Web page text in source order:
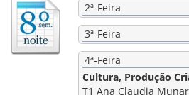
2ª-Feira
3ª-Feira
4ª-Feira
Cultura, Produção
T1 Ana Claudia